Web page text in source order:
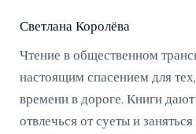
Светлана Королёва
Чтение в общественном
настоящим спасением для
времени в дороге. Книги
отвлечься от суеты и